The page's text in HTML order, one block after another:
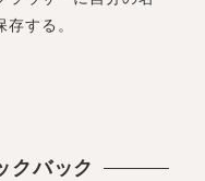
する。
クバック